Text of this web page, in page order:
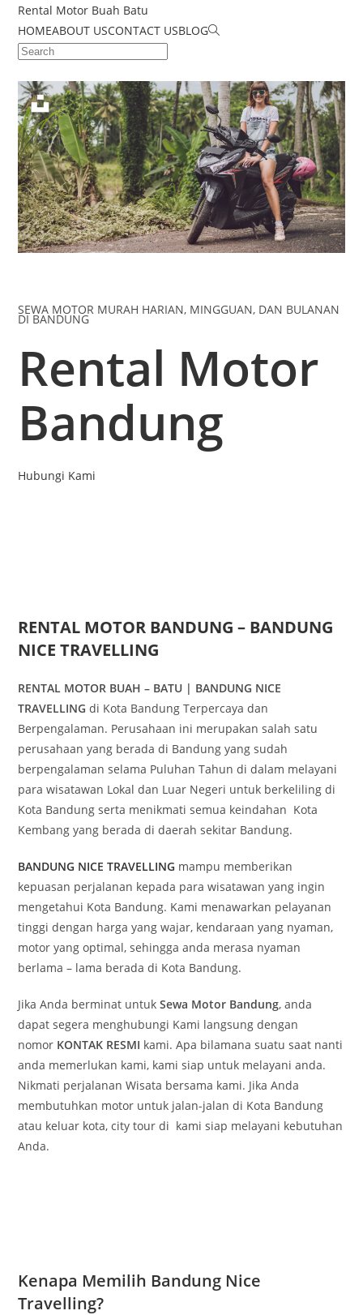
Rental Motor Buah Batu
HOMEABOUT USCONTACT USBLOG
SEWA MOTOR MURAH HARIAN, MINGGUAN, DAN BULANAN
DI BANDUNG
Rental Motor
Bandung
Hubungi Kami
RENTAL MOTOR BANDUNG – BANDUNG
NICE TRAVELLING
RENTAL MOTOR BUAH – BATU | BANDUNG NICE
TRAVELLING di Kota Bandung Terpercaya dan
Berpengalaman. Perusahaan ini merupakan salah satu
perusahaan yang berada di Bandung yang sudah
berpengalaman selama Puluhan Tahun di dalam melayani
para wisatawan Lokal dan Luar Negeri untuk berkeliling di
Kota Bandung serta menikmati semua keindahan Kota
Kembang yang berada di daerah sekitar Bandung.
BANDUNG NICE TRAVELLING mampu memberikan
kepuasan perjalanan kepada para wisatawan yang ingin
mengetahui Kota Bandung. Kami menawarkan pelayanan
tinggi dengan harga yang wajar, kendaraan yang nyaman,
motor yang optimal, sehingga anda merasa nyaman
berlama – lama berada di Kota Bandung.
Jika Anda berminat untukSewa Motor Bandung, anda
dapat segera menghubungi Kami langsung dengan
nomor KONTAK RESMI kami. Apa bilamana suatu saat nanti
anda memerlukan kami, kami siap untuk melayani anda.
Nikmati perjalanan Wisata bersama kami. Jika Anda
membutuhkan motor untuk jalan-jalan di Kota Bandung
atau keluar kota, city tour di kami siap melayani kebutuhan
Anda.
Kenapa Memilih Bandung Nice
Travelling?